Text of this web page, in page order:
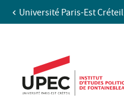
Aller au contenu
Recherche
Navigation secondaire
Université Paris-Est Créteil